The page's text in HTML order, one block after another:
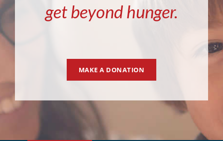
get beyond hunger.
MAKE A DONATION